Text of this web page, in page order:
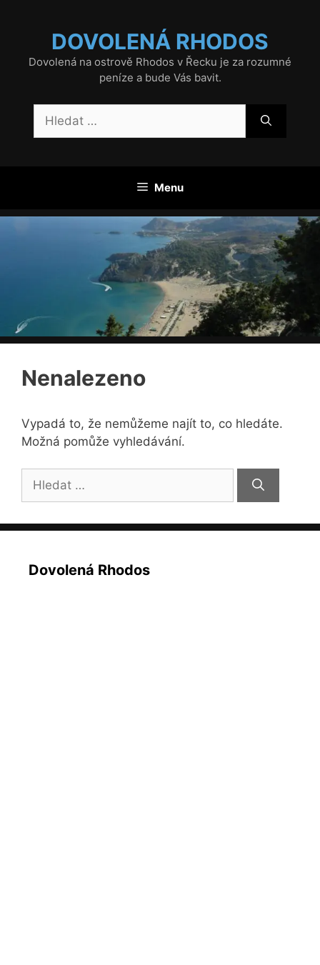
DOVOLENÁ RHODOS
Dovolená na ostrově Rhodos v Řecku je za rozumné
peníze a bude Vás bavit.
Menu
Nenalezeno
Vypadá to, že nemůžeme najít to, co hledáte.
Možná pomůže vyhledávání.
Hledat:
Dovolená Rhodos